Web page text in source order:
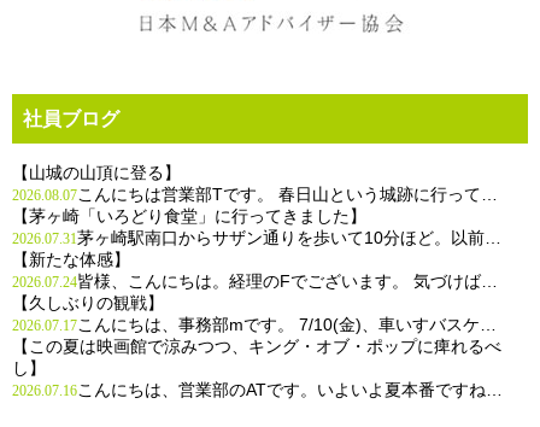
社員ブログ
【山城の山頂に登る】
2026.08.07こんにちは営業部Tです。 春日山という城跡に行って…
【茅ヶ崎「いろどり食堂」に行ってきました】
2026.07.31茅ヶ崎駅南口からサザン通りを歩いて10分ほど。以前…
【新たな体感】
2026.07.24皆様、こんにちは。経理のFでございます。 気づけば…
【久しぶりの観戦】
2026.07.17こんにちは、事務部mです。 7/10(金)、車いすバスケ…
【この夏は映画館で涼みつつ、キング・オブ・ポップに痺れるべ
し】
2026.07.16こんにちは、営業部のATです。いよいよ夏本番ですね…